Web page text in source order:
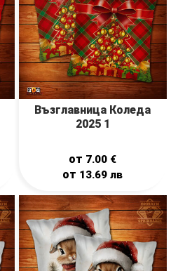
Възглавница Коледа
2025 1
от 7.00 €
от 13.69лв